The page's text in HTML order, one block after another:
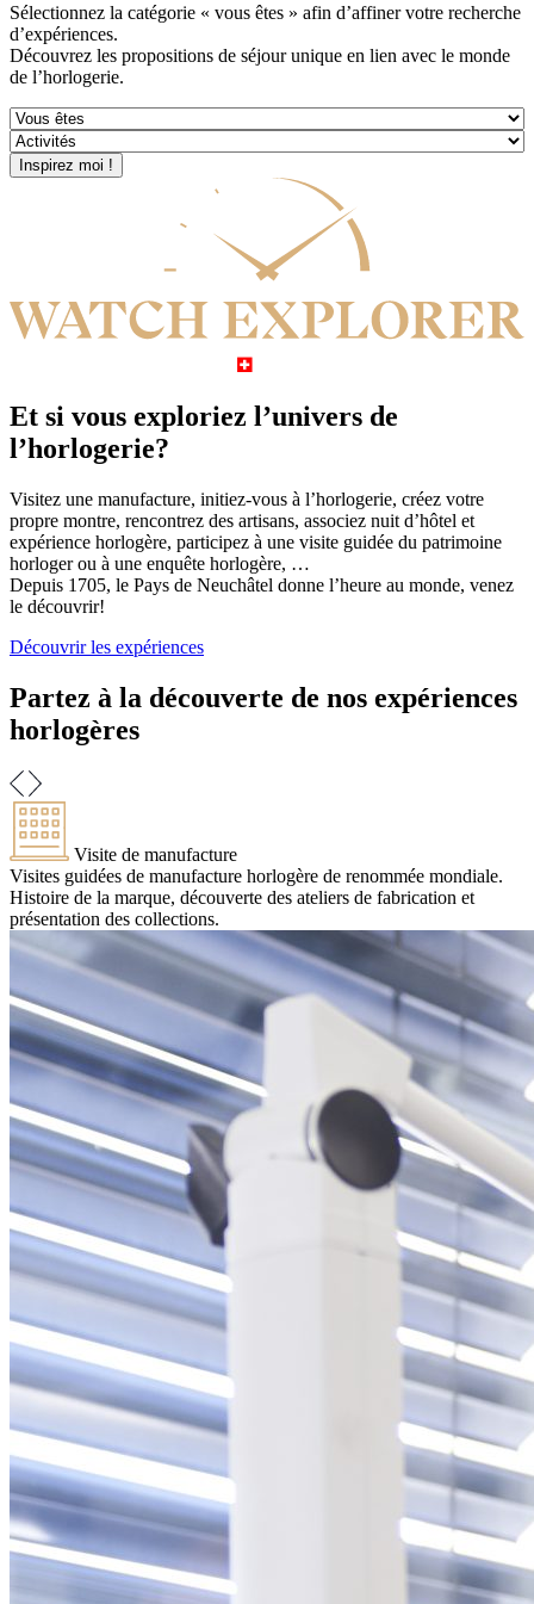
Sélectionnez la catégorie « vous êtes » afin d’affiner votre recherche
d’expériences.
Découvrez les propositions de séjour unique en lien avec le monde
de l’horlogerie.
Et si vous exploriez l’univers de
l’horlogerie?
Visitez une manufacture, initiez-vous à l’horlogerie, créez votre
propre montre, rencontrez des artisans, associez nuit d’hôtel et
expérience horlogère, participez à une visite guidée du patrimoine
horloger ou à une enquête horlogère, …
Depuis 1705, le Pays de Neuchâtel donne l’heure au monde, venez
le découvrir!
Découvrir les expériences
Partez à la découverte de nos expériences
horlogères
Visite de manufacture
Visites guidées de manufacture horlogère de renommée mondiale.
Histoire de la marque, découverte des ateliers de fabrication et
présentation des collections.